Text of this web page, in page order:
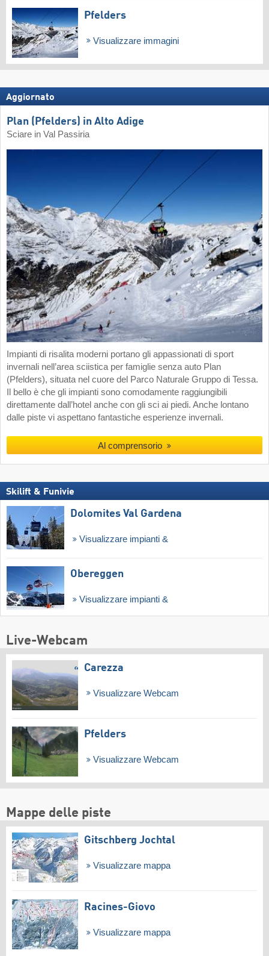
Pfelders
Visualizzare immagini
Aggiornato
Plan (Pfelders) in Alto Adige
Sciare in Val Passiria
Impianti di risalita moderni portano gli appassionati di sport
invernali nell’area sciistica per famiglie senza auto Plan
(Pfelders), situata nel cuore del Parco Naturale Gruppo di Tessa.
Il bello è che gli impianti sono comodamente raggiungibili
direttamente dall’hotel anche con gli sci ai piedi. Anche lontano
dalle piste vi aspettano fantastiche esperienze invernali.
Al comprensorio
Skilift & Funivie
Dolomites Val Gardena
Visualizzare impianti &
Obereggen
Visualizzare impianti &
Live-Webcam
Carezza
Visualizzare Webcam
Pfelders
Visualizzare Webcam
Mappe delle piste
Gitschberg Jochtal
Visualizzare mappa
Racines-Giovo
Visualizzare mappa